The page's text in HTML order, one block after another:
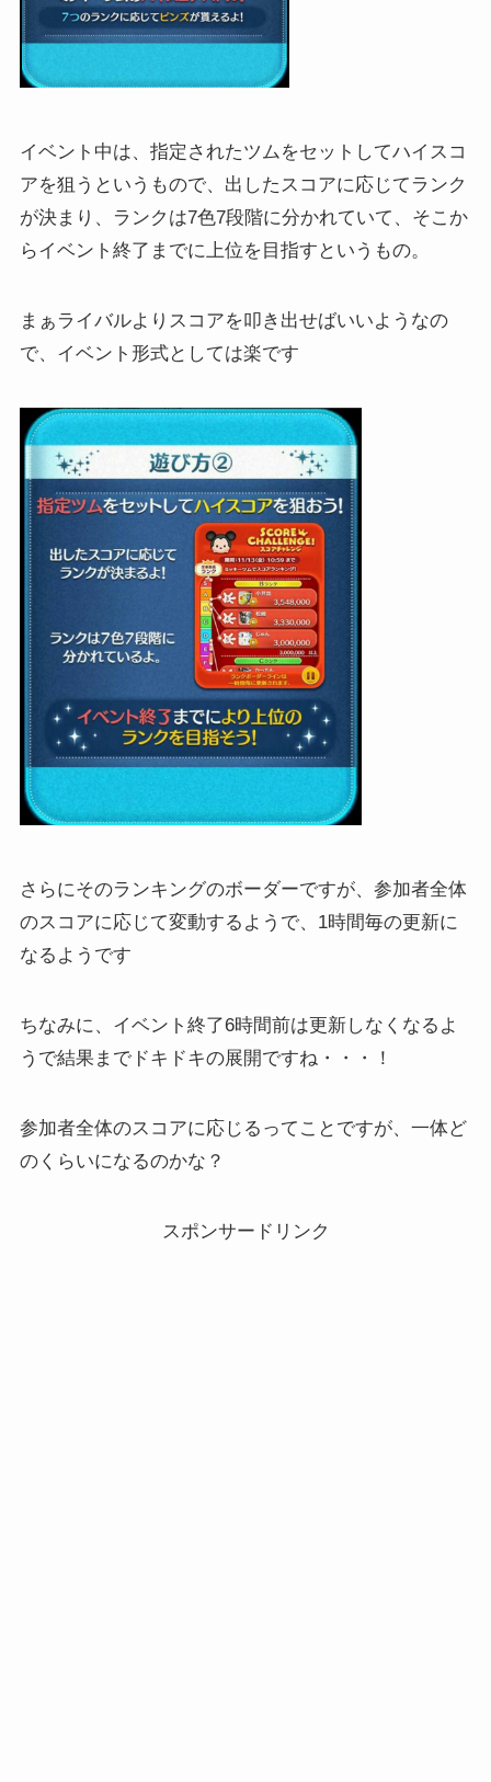
イベント中は、指定されたツムをセットしてハイスコ
アを狙うというもので、出したスコアに応じてランク
が決まり、ランクは7色7段階に分かれていて、そこか
らイベント終了までに上位を目指すというもの。
まぁライバルよりスコアを叩き出せばいいようなの
で、イベント形式としては楽です
さらにそのランキングのボーダーですが、参加者全体
のスコアに応じて変動するようで、1時間毎の更新に
なるようです
ちなみに、イベント終了6時間前は更新しなくなるよ
うで結果までドキドキの展開ですね・・・！
参加者全体のスコアに応じるってことですが、一体ど
のくらいになるのかな？
スポンサードリンク